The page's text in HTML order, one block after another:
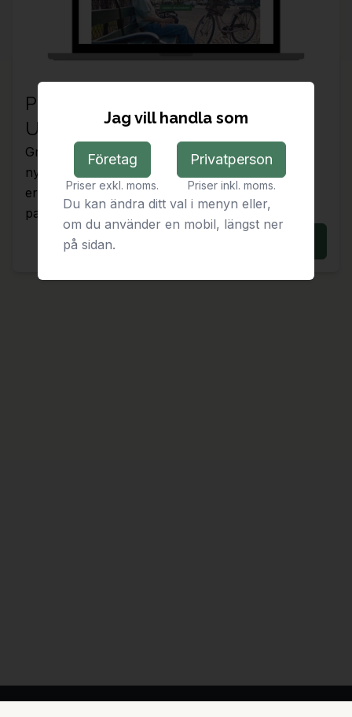
Pressmeddelande för
Utemiljöer.se
Gröna Jätten AB lanserar www.utemiljöer.se, en
ny e-handel för offentlig utemiljö. Plattformen
erbjuder hållbara produkter och tjänster för
parker, torg och stadsmiljöer.
Jag vill handla som
Företag
Priser exkl. moms.
Privatperson
Priser inkl. moms.
Du kan ändra ditt val i menyn eller,
om du använder en mobil, längst ner
på sidan.